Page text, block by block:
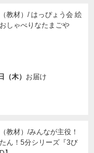
教材）/ はっぴょう会 絵
しゃべりなたまごや
木） お届け
教材）/みんなが主役！
ん！5分シリーズ『3び